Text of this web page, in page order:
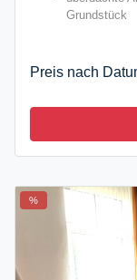
Grundstück
Preis nach
%